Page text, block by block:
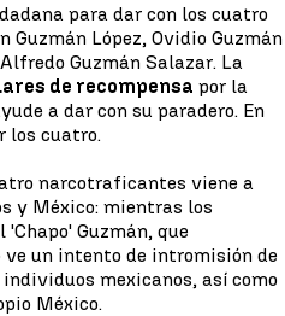
para dar con los cuatro
Guzmán López, Ovidio Guzmán
Guzmán Salazar. La
de recompensa por la
a dar con su paradero. En
los cuatro.
narcotraficantes viene a
y México: mientras los
Guzmán, que
ve un intento de intromisión de
mexicanos, así como
México.